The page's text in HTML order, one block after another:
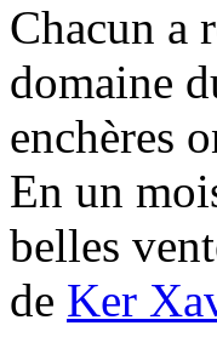
Chacun a
domaine
enchères
En un
belles
de Ker